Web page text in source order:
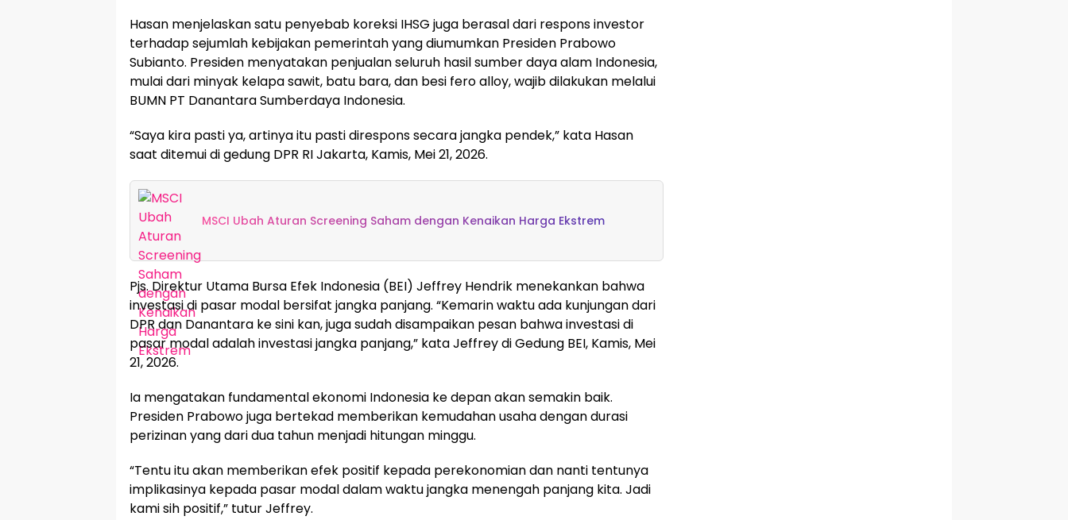
Hasan menjelaskan satu penyebab koreksi IHSG juga berasal dari respons investor
terhadap sejumlah kebijakan pemerintah yang diumumkan Presiden Prabowo
Subianto. Presiden menyatakan penjualan seluruh hasil sumber daya alam Indonesia,
mulai dari minyak kelapa sawit, batu bara, dan besi fero alloy, wajib dilakukan melalui
BUMN PT Danantara Sumberdaya Indonesia.
“Saya kira pasti ya, artinya itu pasti direspons secara jangka pendek,” kata Hasan
saat ditemui di gedung DPR RI Jakarta, Kamis, Mei 21, 2026.
MSCI Ubah Aturan Screening Saham dengan Kenaikan Harga Ekstrem
Pjs. Direktur Utama Bursa Efek Indonesia (BEI) Jeffrey Hendrik menekankan bahwa
investasi di pasar modal bersifat jangka panjang. “Kemarin waktu ada kunjungan dari
DPR dan Danantara ke sini kan, juga sudah disampaikan pesan bahwa investasi di
pasar modal adalah investasi jangka panjang,” kata Jeffrey di Gedung BEI, Kamis, Mei
21, 2026.
Ia mengatakan fundamental ekonomi Indonesia ke depan akan semakin baik.
Presiden Prabowo juga bertekad memberikan kemudahan usaha dengan durasi
perizinan yang dari dua tahun menjadi hitungan minggu.
“Tentu itu akan memberikan efek positif kepada perekonomian dan nanti tentunya
implikasinya kepada pasar modal dalam waktu jangka menengah panjang kita. Jadi
kami sih positif,” tutur Jeffrey.